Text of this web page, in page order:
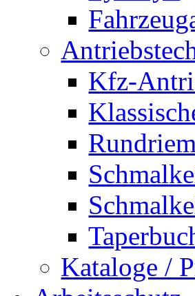
Kfz-
Kataloge /